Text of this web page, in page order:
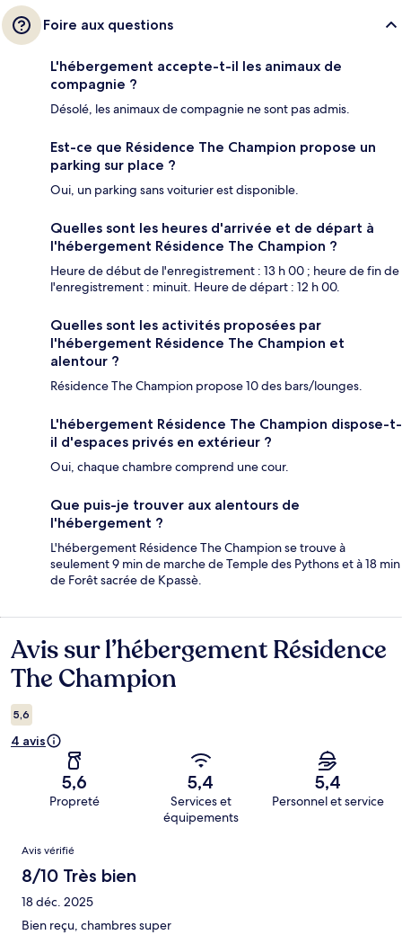
Foire aux questions
L'hébergement accepte-t-il les animaux de
compagnie ?
Désolé, les animaux de compagnie ne sont pas admis.
Est-ce que Résidence The Champion propose un
parking sur place ?
Oui, un parking sans voiturier est disponible.
Quelles sont les heures d'arrivée et de départ à
l'hébergement Résidence The Champion ?
Heure de début de l'enregistrement : 13 h 00 ; heure de fin de
l'enregistrement : minuit. Heure de départ : 12 h 00.
Quelles sont les activités proposées par
l'hébergement Résidence The Champion et
alentour ?
Résidence The Champion propose 10 des bars/lounges.
L'hébergement Résidence The Champion dispose-t-
il d'espaces privés en extérieur ?
Oui, chaque chambre comprend une cour.
Que puis-je trouver aux alentours de
l'hébergement ?
L'hébergement Résidence The Champion se trouve à
seulement 9 min de marche de Temple des Pythons et à 18 min
de Forêt sacrée de Kpassè.
Avis
Avis sur l’hébergement Résidence
The Champion
5,6
4 avis
5,6
Propreté
5,4
Services et
équipements
5,4
Personnel et service
Avis
Avis vérifié
8/10 Très bien
18 déc. 2025
Bien reçu, chambres super